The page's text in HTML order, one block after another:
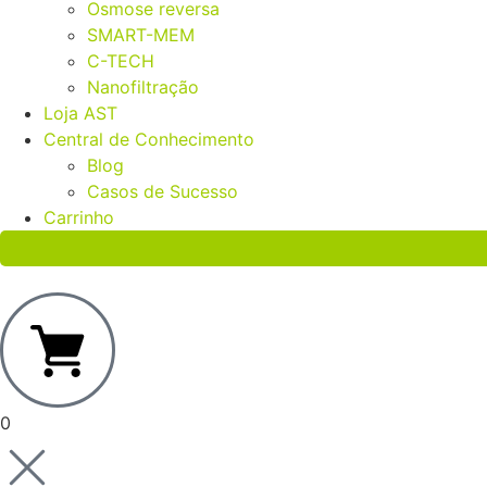
Osmose reversa
SMART-MEM
C-TECH
Nanofiltração
Loja AST
Central de Conhecimento
Blog
Casos de Sucesso
Carrinho
0